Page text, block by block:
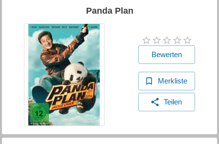
Panda Plan
Bewerten
Merkliste
Teilen